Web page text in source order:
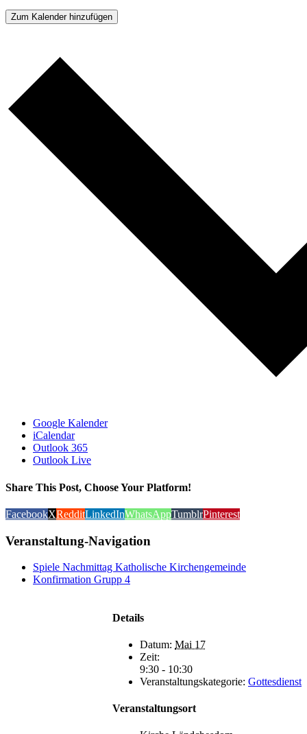
Zum Kalender hinzufügen
Google Kalender
iCalendar
Outlook 365
Outlook Live
Share This Post, Choose Your Platform!
FacebookXRedditLinkedInWhatsAppTumblrPinterest
Veranstaltung-Navigation
Spiele Nachmittag Katholische Kirchengemeinde
Konfirmation Grupp 4
Details
Datum: Mai 17
Zeit:
9:30 - 10:30
Veranstaltungskategorie: Gottesdienst
Veranstaltungsort